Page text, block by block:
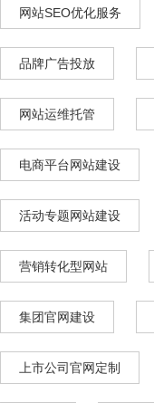
网站SEO优化服务
品牌广告投放
网站运维托管
电商平台网站建设
活动专题网站建设
营销转化型网站
集团官网建设
上市公司官网定制